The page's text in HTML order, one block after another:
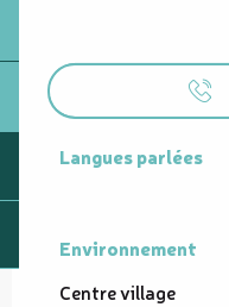
Langues parlées
Langues parlées
Environnement
Environnement
Centre village